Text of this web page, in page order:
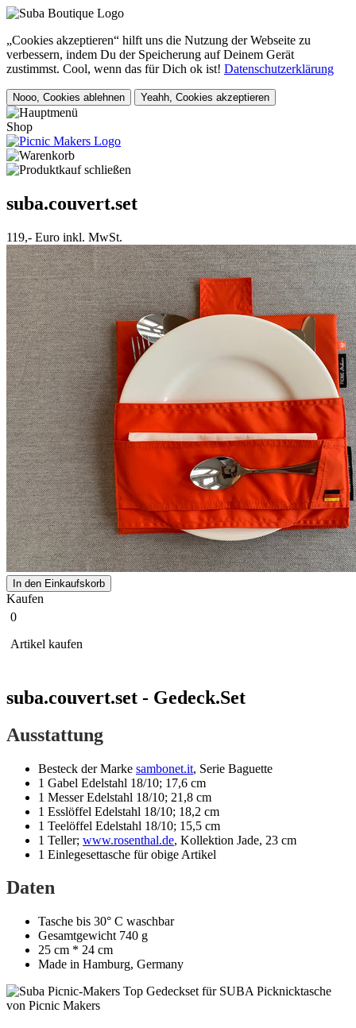
„Cookies akzeptieren“ hilft uns die Nutzung der Webseite zu
verbessern, indem Du der Speicherung auf Deinem Gerät
zustimmst. Cool, wenn das für Dich ok ist! Datenschutzerklärung
Nooo, Cookies ablehnen Yeahh, Cookies akzeptieren
Shop
suba.couvert.set
119,- Euro inkl. MwSt.
In den Einkaufskorb
Kaufen
0
Artikel kaufen
suba.couvert.set - Gedeck.Set
Ausstattung
Besteck der Marke sambonet.it, Serie Baguette
1 Gabel Edelstahl 18/10; 17,6 cm
1 Messer Edelstahl 18/10; 21,8 cm
1 Esslöffel Edelstahl 18/10; 18,2 cm
1 Teelöffel Edelstahl 18/10; 15,5 cm
1 Teller; www.rosenthal.de, Kollektion Jade, 23 cm
1 Einlegesettasche für obige Artikel
Daten
Tasche bis 30° C waschbar
Gesamtgewicht 740 g
25 cm * 24 cm
Made in Hamburg, Germany